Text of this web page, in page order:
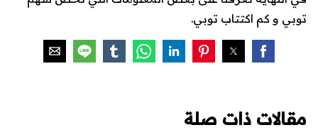
توبي و كم اكتتاب توبي.
مقالات ذات صلة